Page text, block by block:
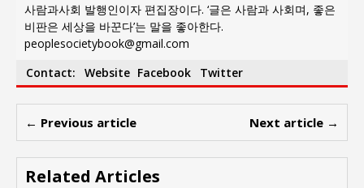
사람과사회 발행인이자 편집장이다. ‘글은 사람과 사회며, 좋은
비판은 세상을 바꾼다’는 말을 좋아한다.
peoplesocietybook@gmail.com
Contact:
Website Facebook Twitter
← Previous article Next article →
Related Articles